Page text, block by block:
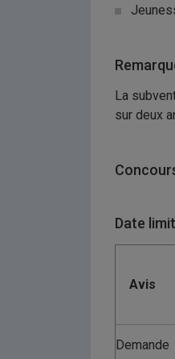
La
sur deux
Date
Avis
Demande